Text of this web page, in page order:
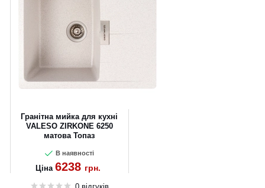
Гранітна мийка для кухні
VALESO ZIRKONE 6250
матова Топаз
В наявності
Ціна 6238 грн.